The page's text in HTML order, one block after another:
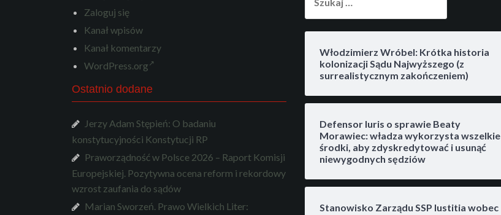
Zaloguj się
Kanał wpisów
Kanał komentarzy
WordPress.org
Ostatnio dodane
Jerzy Adam Stępień: O badaniu
konstytucyjności Konstytucji RP
Praworządność w Polsce 2026 – Raport Komisji
Europejskiej. Pozytywna ocena reform i rekordowy
wzrost zaufania do sądów
Marian Sworzeń. Prawo Wielkich Liter:
Włodzimierz Wróbel: Krótka historia
kolonizacji Sądu Najwyższego (z
surrealistycznym zakończeniem)
Defensor Iuris o sprawie Beaty
Morawiec: władza wykorzysta wszelkie
środki, aby zdyskredytować i usunąć
niewygodnych sędziów
Stanowisko Zarządu SSP Iustitia wobec